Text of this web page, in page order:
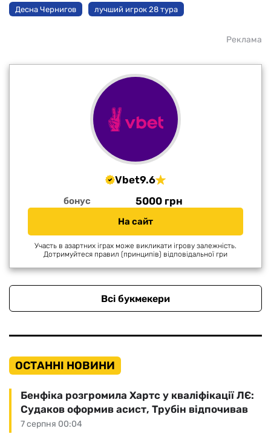
Десна Чернигов лучший игрок 28 тура
Реклама
Vbet9.6
бонус 5000 грн
На сайт
Участь в азартних іграх може викликати ігрову залежність.
Дотримуйтеся правил (принципів) відповідальної гри
Всі букмекери
ОСТАННІ НОВИНИ
7 серпня 00:04
Бенфіка розгромила Хартс у кваліфікації ЛЄ:
Судаков оформив асист, Трубін відпочивав